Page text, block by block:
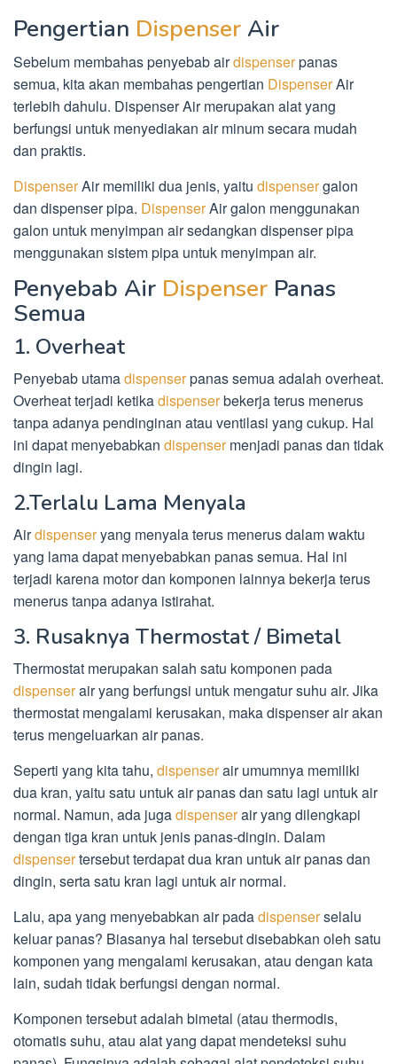
Pengertian Dispenser Air
Sebelum membahas penyebab airdispenserpanas
semua, kita akan membahas pengertian DispenserAir
terlebih dahulu. Dispenser Air merupakan alat yang
berfungsi untuk menyediakan air minum secara mudah
dan praktis.
DispenserAir memiliki dua jenis, yaitu dispensergalon
dan dispenser pipa. DispenserAir galon menggunakan
galon untuk menyimpan air sedangkan dispenser pipa
menggunakan sistem pipa untuk menyimpan air.
Penyebab Air Dispenser Panas
Semua
1. Overheat
Penyebab utamadispenserpanas semua adalah overheat.
Overheat terjadi ketikadispenserbekerja terus menerus
tanpa adanya pendinginan atau ventilasi yang cukup. Hal
ini dapat menyebabkan dispensermenjadi panas dan tidak
dingin lagi.
2.Terlalu Lama Menyala
Airdispenseryang menyala terus menerus dalam waktu
yang lama dapat menyebabkan panas semua. Hal ini
terjadi karena motor dan komponen lainnya bekerja terus
menerus tanpa adanya istirahat.
3. Rusaknya Thermostat / Bimetal
Thermostat merupakan salah satu komponen pada
dispenserair yang berfungsi untuk mengatur suhu air. Jika
thermostat mengalami kerusakan, maka dispenser air akan
terus mengeluarkan air panas.
Seperti yang kita tahu, dispenserair umumnya memiliki
dua kran, yaitu satu untuk air panas dan satu lagi untuk air
normal. Namun, ada jugadispenserair yang dilengkapi
dengan tiga kran untuk jenis panas-dingin. Dalam
dispensertersebut terdapat dua kran untuk air panas dan
dingin, serta satu kran lagi untuk air normal.
Lalu, apa yang menyebabkan air padadispenserselalu
keluar panas? Biasanya hal tersebut disebabkan oleh satu
komponen yang mengalami kerusakan, atau dengan kata
lain, sudah tidak berfungsi dengan normal.
Komponen tersebut adalah bimetal (atau thermodis,
otomatis suhu, atau alat yang dapat mendeteksi suhu